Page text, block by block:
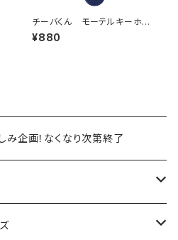
チーバくん モーテルキーホル
ダー design3
¥880
み企画！なくなり次第終了